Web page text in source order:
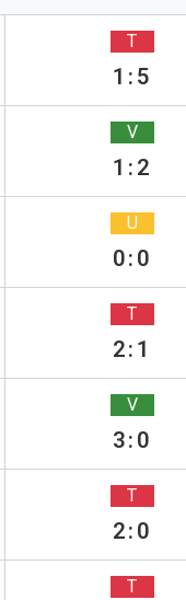
T
1:5
V
1:2
U
0:0
T
2:1
V
3:0
T
2:0
T